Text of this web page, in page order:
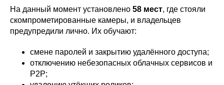
На данный момент установлено 58 мест, где стояли
скомпрометированные камеры, и владельцев
предупредили лично. Их обучают:
смене паролей и закрытию удалённого доступа;
отключению небезопасных облачных сервисов и
P2P;